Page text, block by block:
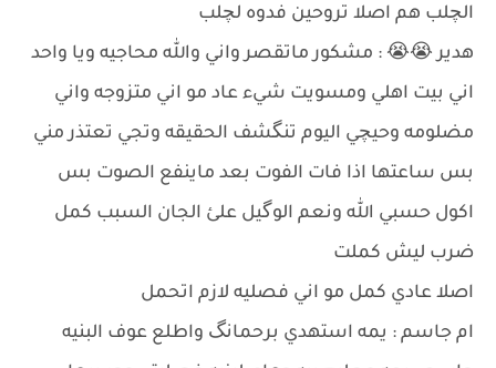
الچلب هم اصلا تروحين فدوه لچلب
هدير 😭😭 : مشكور ماتقصر واني والله محاجيه ويا واحد
اني بيت اهلي ومسويت شيء عاد مو اني متزوجه واني
مضلومه وحيچي اليوم تنگشف الحقيقه وتجي تعتذر مني
بس ساعتها اذا فات الفوت بعد ماينفع الصوت بس
اكول حسبي الله ونعم الوگيل علئ الجان السبب كمل
ضرب ليش كملت
اصلا عادي كمل مو اني فصليه لازم اتحمل
ام جاسم : يمه استهدي برحمانگ واطلع عوف البنيه